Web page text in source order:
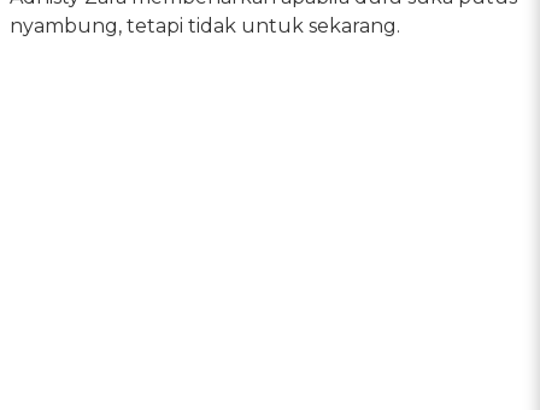
nyambung, tetapi tidak untuk sekarang.